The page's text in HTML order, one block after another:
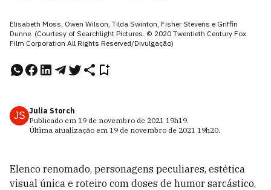
Elisabeth Moss, Owen Wilson, Tilda Swinton, Fisher Stevens e Griffin
Dunne. (Courtesy of Searchlight Pictures. © 2020 Twentieth Century Fox
Film Corporation All Rights Reserved/Divulgação)
JS Julia Storch
Publicado em 19 de novembro de 2021 19h19.
Última atualização em 19 de novembro de 2021 19h20.
Elenco renomado, personagens peculiares, estética
visual única e roteiro com doses de humor sarcástico,